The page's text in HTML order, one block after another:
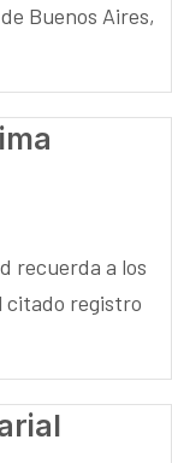
Buenos Aires,
recuerda a los
citado registro